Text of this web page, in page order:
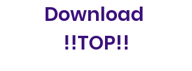
Download
!!TOP!!